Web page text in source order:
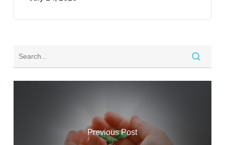
Previous Post